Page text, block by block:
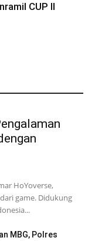
CUP II
HoYoverse,
game. Didukung
MBG, Polres